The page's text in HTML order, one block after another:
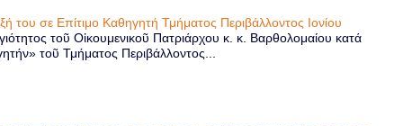
του σε Επίτιμο Καθηγητή Τμήματος Περιβάλλοντος Ιονίου
τοῦ Οἰκουμενικοῦ Πατριάρχου κ. κ. Βαρθολομαίου κατά
τοῦ Τμήματος Περιβάλλοντος...